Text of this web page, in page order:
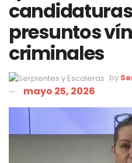
presuntos
criminales
by
mayo 25, 2026